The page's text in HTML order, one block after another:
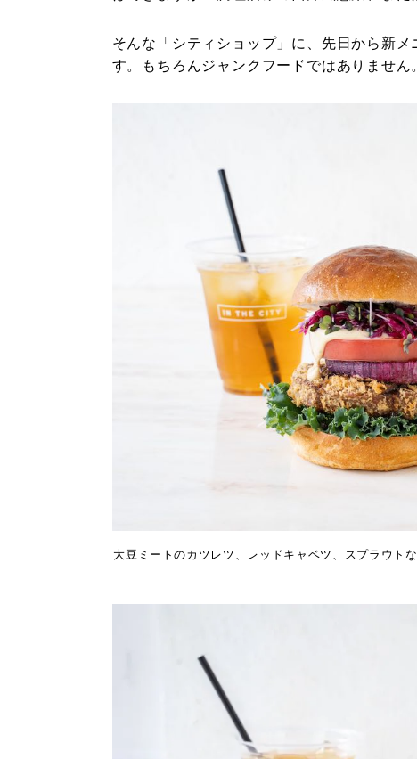
そんな「シティショップ」に、先日から新
す。もちろんジャンクフードではありません
大豆ミートのカツレツ、レッドキャベツ、スプラウト